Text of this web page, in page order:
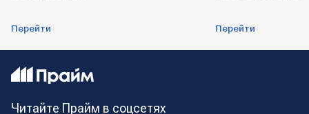
Перейти Перейти
Читайте Прайм в соцсетях